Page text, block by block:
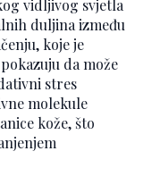
vidljivog svjetla
duljina između
koje je
da može
stres
molekule
kože, što